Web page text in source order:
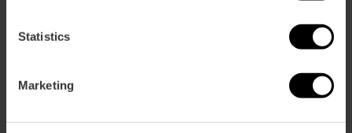
Statistics
Marketing